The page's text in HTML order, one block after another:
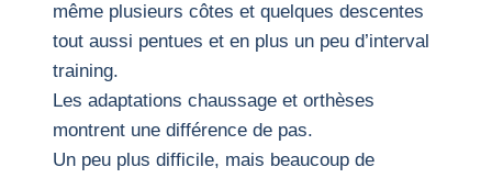
même plusieurs côtes et quelques descentes
tout aussi pentues et en plus un peu d’interval
training.
Les adaptations chaussage et orthèses
montrent une différence de pas.
Un peu plus difficile, mais beaucoup de